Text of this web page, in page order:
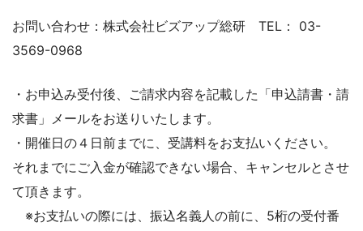
お問い合わせ：株式会社ビズアップ総研 TEL： 03-
3569-0968
・お申込み受付後、ご請求内容を記載した「申込請書・請
求書」メールをお送りいたします。
・開催日の４日前までに、受講料をお支払いください。
それまでにご入金が確認できない場合、キャンセルとさせ
て頂きます。
※お支払いの際には、振込名義人の前に、5桁の受付番